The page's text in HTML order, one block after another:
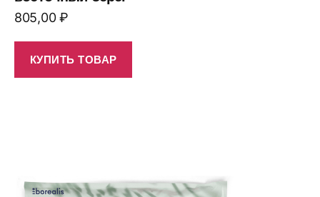
805,00₽
КУПИТЬ ТОВАР